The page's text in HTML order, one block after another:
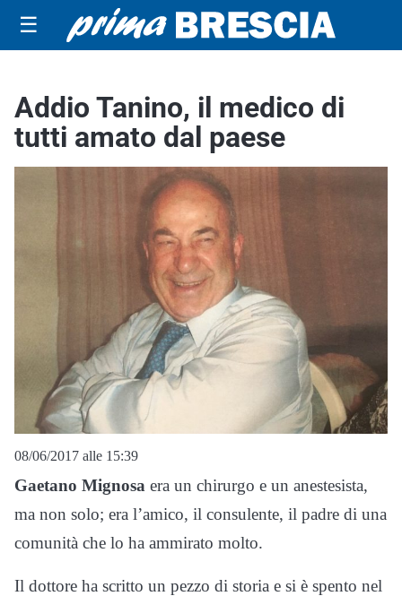
☰
Addio Tanino, il medico di
tutti amato dal paese
08/06/2017 alle 15:39
Gaetano Mignosa era un chirurgo e un anestesista,
ma non solo; era l’amico, il consulente, il padre di una
comunità che lo ha ammirato molto.
Il dottore ha scritto un pezzo di storia e si è spento nel